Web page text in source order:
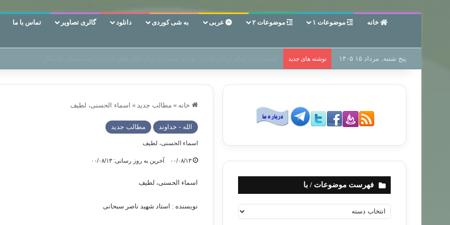
خانه موضوعات ۱ موضوعات ۲ عربی به شی کوردی دانلود گالری تصاویر تماس با ما
پنج شنبه, مرداد ۱۵ ۱۴۰۵ نوشته های جدید
خانه » مطالب جدید » اسماء الحسنی، لطیف
الله - خداوند مطالب جدید
اسماء الحسنی، لطیف
۰۰/۰۸/۱۳ آخرین به روز رسانی: ۰۰/۰۸/۱۳
اسماء الحسنی، لطیف
نویسنده : استاد شهید ناصر سبحانی
فهرست موضوعات / با
ه